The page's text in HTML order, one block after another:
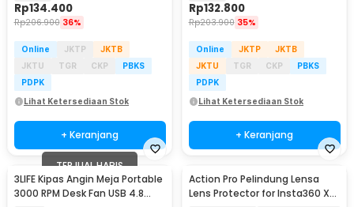
Rp134.400
Rp206.900 36%
Online JKTP
JKTB
JKTU
TGR CKP
PBKS
PDPK
Lihat Ketersediaan Stok
+ Keranjang
Rp132.800
Rp203.900 35%
Online JKTP
JKTB
JKTU
TGR CKP
PBKS
PDPK
Lihat Ketersediaan Stok
+ Keranjang
TERJUAL HABIS
3LIFE Kipas Angin Meja Portable
3000 RPM Desk Fan USB 4.8
Action Pro Pelindung Lensa
Lens Protector for Insta360 X4